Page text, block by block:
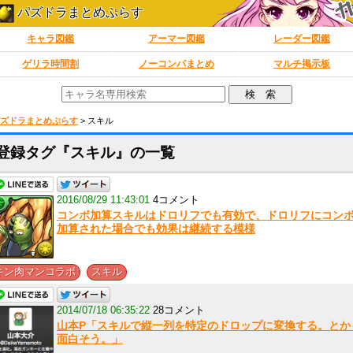
パズドラまとめぷらす
キャラ図鑑 アーマー図鑑 レーダー図鑑
ゲリラ時間割 ノーコンパまとめ マルチ掲示板
ドラまとめぷらす > スキル
録タグ『スキル』の一覧
2016/08/29 11:43:01 4コメント
コンボ加算スキルはドロリフでも有効で、ドロリフにコン
加算された場合でも効果は継続する模様
ン肉マンコラボ スキル
2014/07/18 06:35:22 28コメント
山本P「スキルで縦一列を特定のドロップに変換する。とか
面白そう。」